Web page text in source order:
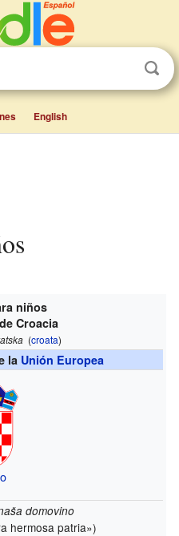
English
niños
Croacia
(croata)
la Unión Europea
domovino
hermosa patria»)